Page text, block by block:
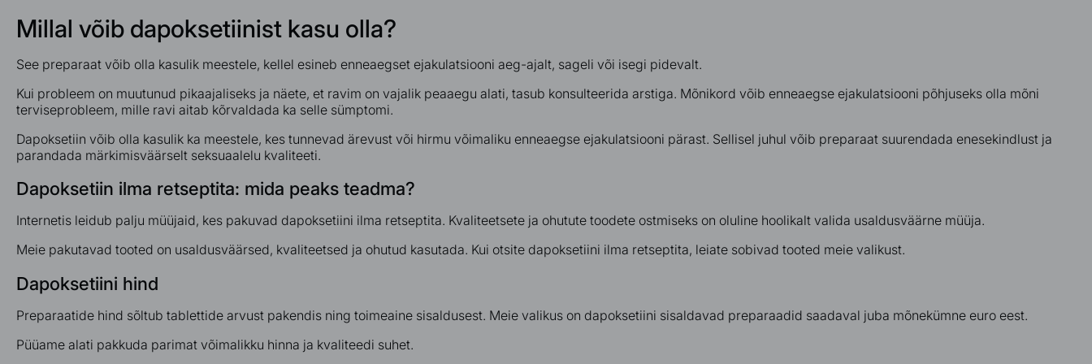
Millal võib dapoksetiinist kasu olla?
See preparaat võib olla kasulik meestele, kellel esineb enneaegset ejakulatsiooni aeg-ajalt, sageli või isegi pidevalt.
Kui probleem on muutunud pikaajaliseks ja näete, et ravim on vajalik peaaegu alati, tasub konsulteerida arstiga. Mõnikord võib enneaegse ejakulatsiooni põhjuseks olla mõni
terviseprobleem, mille ravi aitab kõrvaldada ka selle sümptomi.
Dapoksetiin võib olla kasulik ka meestele, kes tunnevad ärevust või hirmu võimaliku enneaegse ejakulatsiooni pärast. Sellisel juhul võib preparaat suurendada enesekindlust ja
parandada märkimisväärselt seksuaalelu kvaliteeti.
Dapoksetiin ilma retseptita: mida peaks teadma?
Internetis leidub palju müüjaid, kes pakuvad dapoksetiini ilma retseptita. Kvaliteetsete ja ohutute toodete ostmiseks on oluline hoolikalt valida usaldusväärne müüja.
Meie pakutavad tooted on usaldusväärsed, kvaliteetsed ja ohutud kasutada. Kui otsite dapoksetiini ilma retseptita, leiate sobivad tooted meie valikust.
Dapoksetiini hind
Preparaatide hind sõltub tablettide arvust pakendis ning toimeaine sisaldusest. Meie valikus on dapoksetiini sisaldavad preparaadid saadaval juba mõnekümne euro eest.
Püüame alati pakkuda parimat võimalikku hinna ja kvaliteedi suhet.